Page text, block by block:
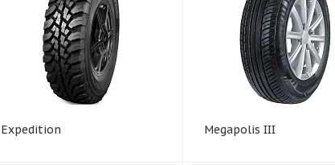
Expedition Megapolis III